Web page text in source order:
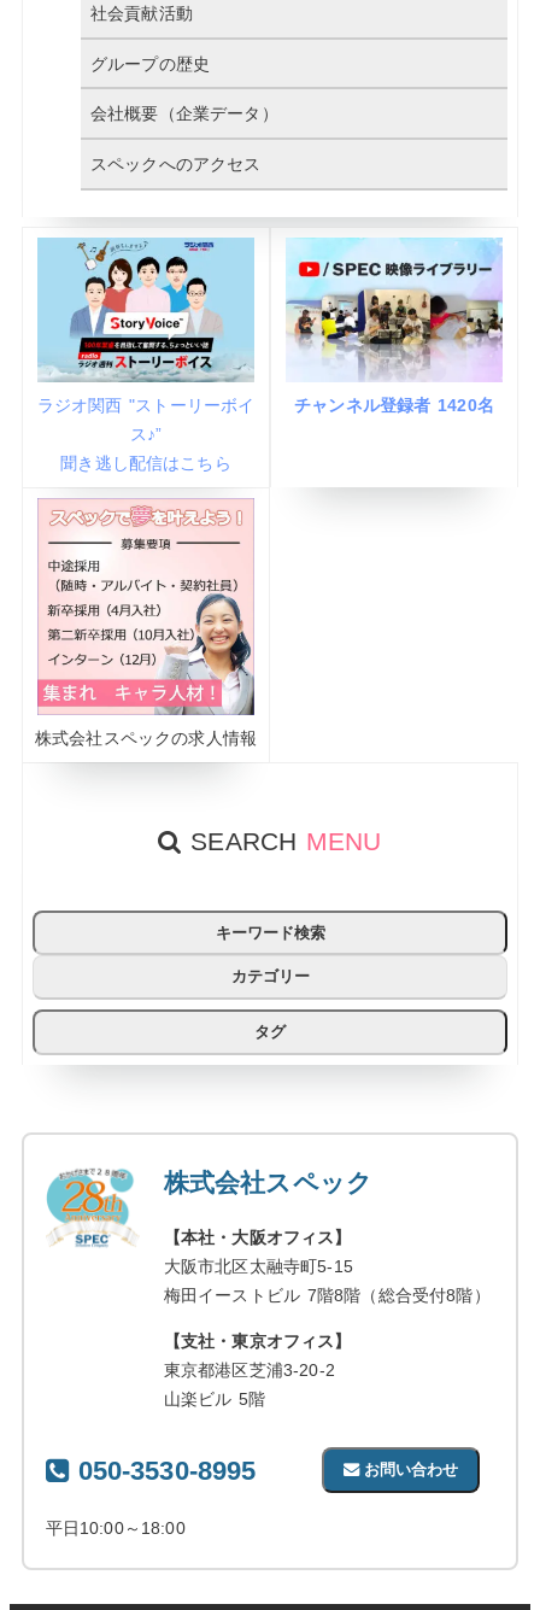
社会貢献活動
グループの歴史
会社概要（企業データ）
スペックへのアクセス
ラジオ関西 "ストーリーボイ
ス♪”
聞き逃し配信はこちら
チャンネル登録者 1420名
株式会社スペックの求人情報
SEARCH MENU
キーワード検索
カテゴリー
タグ
株式会社スペック
【本社・大阪オフィス】
大阪市北区太融寺町5-15
梅田イーストビル 7階8階（総合受付8階）
【支社・東京オフィス】
東京都港区芝浦3-20-2
山楽ビル 5階
050-3530-8995
平日10:00～18:00
お問い合わせ